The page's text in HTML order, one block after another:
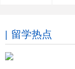
留学热点